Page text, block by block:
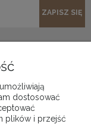
ZAPISZ SIĘ
dostosować
plików i przejść